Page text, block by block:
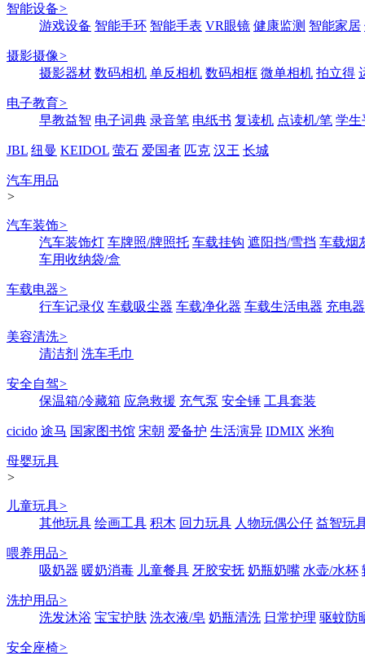
智能设备>
游戏设备 智能手环 智能手表 VR眼镜 健康监测 智能家居
摄影摄像>
摄影器材 数码相机 单反相机 数码相框 微单相机 拍立得
电子教育>
早教益智 电子词典 录音笔 电纸书 复读机 点读机/笔 学生
JBL 纽曼 KEIDOL 萤石 爱国者 匹克 汉王 长城
汽车用品
>
汽车装饰>
汽车装饰灯 车牌照/牌照托 车载挂钩 遮阳挡/雪挡 车载烟
车用收纳袋/盒
车载电器>
行车记录仪 车载吸尘器 车载净化器 车载生活电器 充电
美容清洗>
清洁剂 洗车毛巾
安全自驾>
保温箱/冷藏箱 应急救援 充气泵 安全锤 工具套装
cicido 途马 国家图书馆 宋朝 爱备护 生活演异 IDMIX 米狗
母婴玩具
>
儿童玩具>
其他玩具 绘画工具 积木 回力玩具 人物玩偶公仔 益智玩
喂养用品>
吸奶器 暖奶消毒 儿童餐具 牙胶安抚 奶瓶奶嘴 水壶/水杯
洗护用品>
洗发沐浴 宝宝护肤 洗衣液/皂 奶瓶清洗 日常护理 驱蚊防
安全座椅>